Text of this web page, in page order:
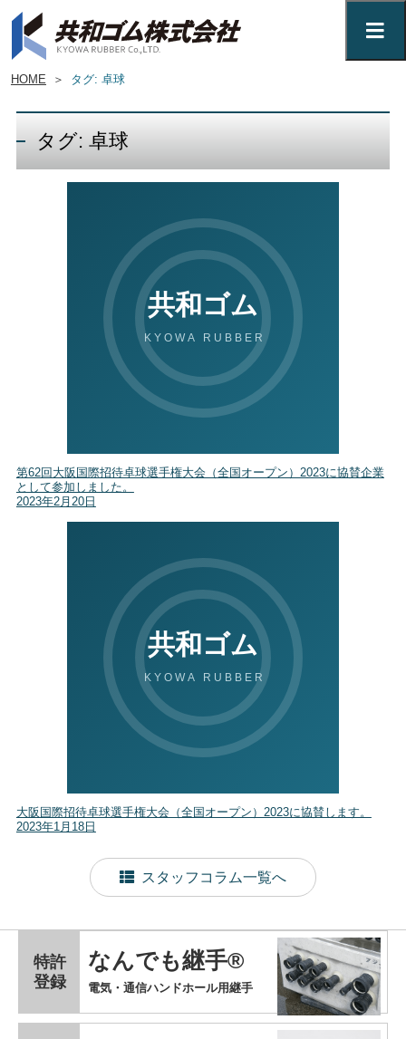
HOME ＞ タグ: 卓球
タグ: 卓球
第62回大阪国際招待卓球選手権大会（全国オープン）2023に協賛企業
として参加しました。
2023年2月20日
大阪国際招待卓球選手権大会（全国オープン）2023に協賛します。
2023年1月18日
スタッフコラム一覧へ
なんでも継手®
特許
登録
電気・通信ハンドホール用継手